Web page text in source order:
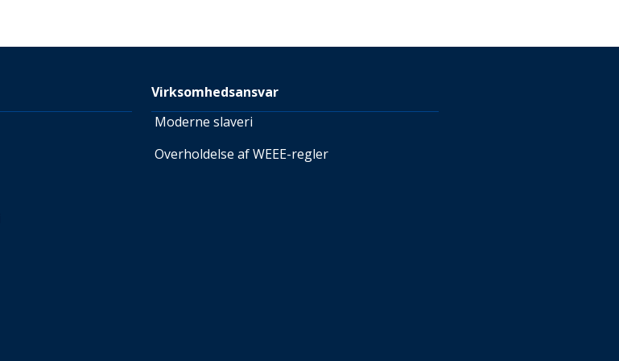
Virksomhedsansvar
Moderne slaveri
Overholdelse af WEEE-regler